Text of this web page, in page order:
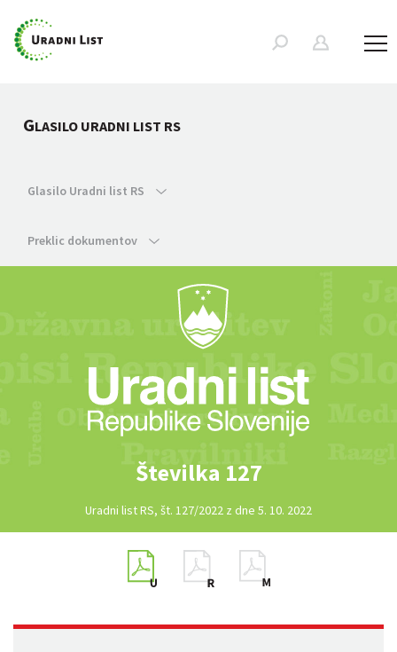
GLASILO URADNI LIST RS
Glasilo Uradni list RS
Preklic dokumentov
Številka 127
Uradni list RS, št. 127/2022 z dne 5. 10. 2022